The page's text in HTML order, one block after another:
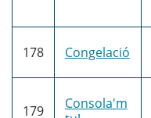
178 Congelació
179
Consola'm